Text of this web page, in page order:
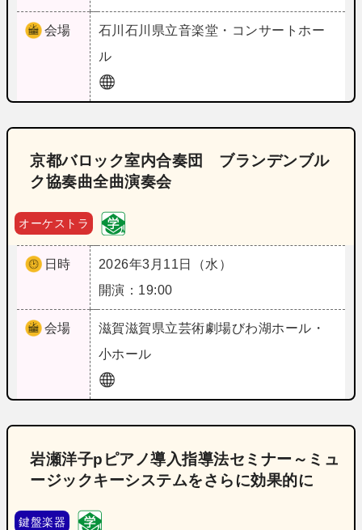
会場 石川 石川県立音楽堂・コンサートホー
ル
京都バロック室内合奏団 ブランデンブル
ク協奏曲全曲演奏会
オーケストラ
日時
2026年3月11日（水）
開演：19:00
会場 滋賀滋賀県立芸術劇場びわ湖ホール・
小ホール
岩瀬洋子pピアノ導入指導法セミナー～ミュ
ージックキーシステムをさらに効果的に
鍵盤楽器